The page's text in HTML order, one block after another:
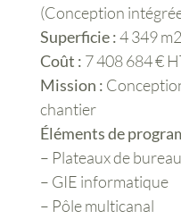
(Conception
Superficie :4 349
Coût : 7 408 684 €
Mission :
chantier
Éléments de
– Plateaux de
– GIE informatique
– Pôle multicanal